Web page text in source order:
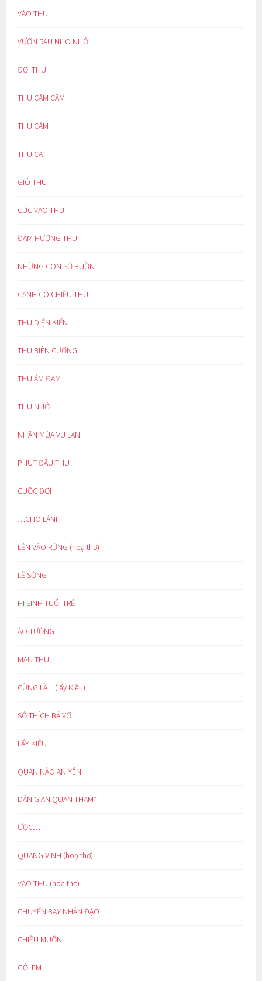
VÀO THU
VƯỜN RAU NHO NHỎ
ĐỢI THU
THU CĂM CĂM
THU CẢM
THU CA
GIÓ THU
CÚC VÀO THU
ĐẬM HƯƠNG THU
NHỮNG CON SỐ BUỒN
CÁNH CÒ CHIỀU THU
THU DIỆN KIẾN
THU BIÊN CƯƠNG
THU ẢM ĐẠM
THU NHỚ
NHÂN MÙA VU LAN
PHÚT ĐẦU THU
CUỘC ĐỜI
…CHO LÀNH
LẺN VÀO RỪNG (hoạ thơ)
LẼ SỐNG
HI SINH TUỔI TRẺ
ẢO TƯỞNG
MÀU THU
CŨNG LÀ…(lẩy Kiều)
SỞ THÍCH BÁ VƠ
LẨY KIỀU
QUAN NÀO AN YÊN
DÂN GIAN QUAN THAM*
ƯỚC…
QUANG VINH (hoạ thơ)
VÀO THU (hoạ thơ)
CHUYẾN BAY NHÂN ĐẠO
CHIỀU MUỘN
GỞI EM